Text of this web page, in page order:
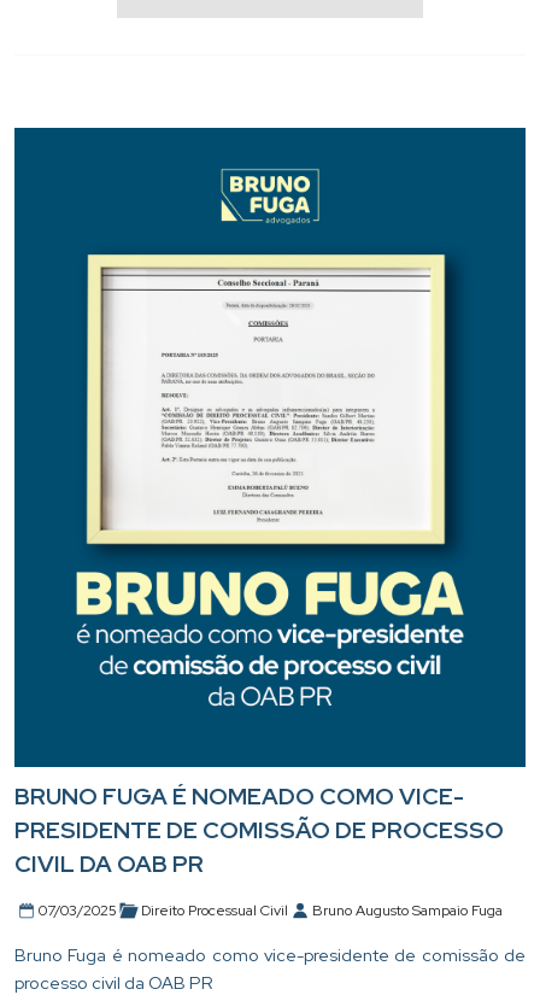
BRUNO FUGA É NOMEADO COMO VICE-
PRESIDENTE DE COMISSÃO DE PROCESSO
CIVIL DA OAB PR
07/03/2025 Direito Processual Civil Bruno Augusto Sampaio Fuga
Bruno Fuga é nomeado como vice-presidente de comissão de
processo civil da OAB PR